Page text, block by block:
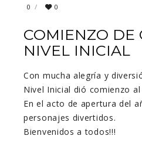
0
0
COMIENZO DE
NIVEL INICIAL
Con mucha alegría y
Nivel Inicial dió comienzo
En el acto de apertura del
personajes divertidos.
Bienvenidos a todos!!!